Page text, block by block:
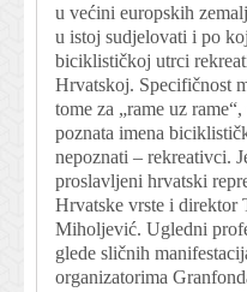
u većini europskih
u istoj sudjelovati i po
biciklističkoj utrci
Hrvatskoj. Specifičnost
tome za „rame uz
poznata imena
nepoznati – rekreativci.
proslavljeni hrvatski
Hrvatske vrste i
Miholjević. Ugledni
glede sličnih
organizatorima